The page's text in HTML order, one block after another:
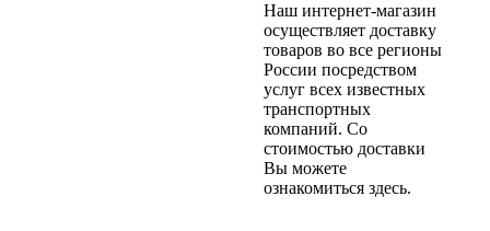
Наш интернет-магазин
осуществляет доставку
товаров во все регионы
России посредством
услуг всех известных
транспортных
компаний. Со
стоимостью доставки
Вы можете
ознакомиться здесь.